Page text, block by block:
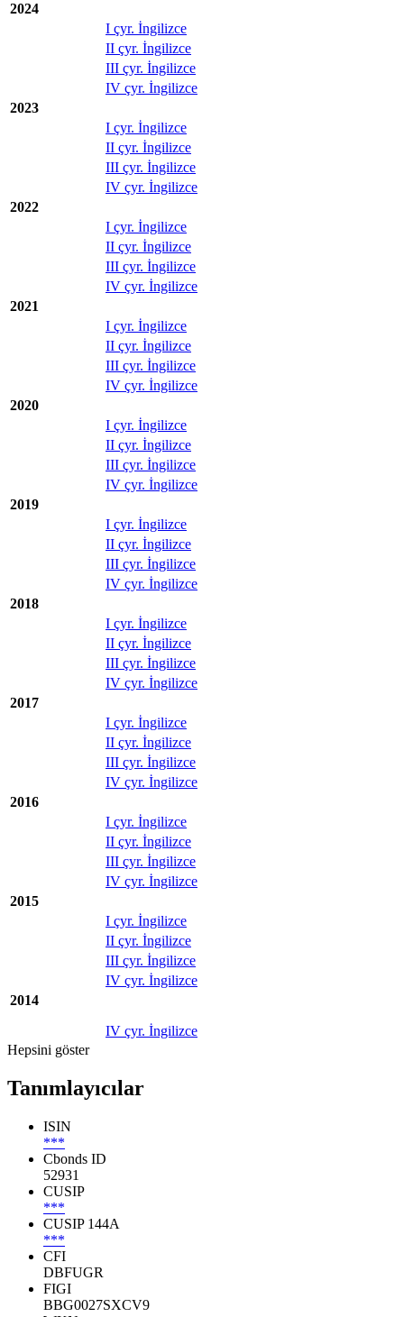
2024
I çyr. İngilizce
II çyr. İngilizce
III çyr. İngilizce
IV çyr. İngilizce
2023
I çyr. İngilizce
II çyr. İngilizce
III çyr. İngilizce
IV çyr. İngilizce
2022
I çyr. İngilizce
II çyr. İngilizce
III çyr. İngilizce
IV çyr. İngilizce
2021
I çyr. İngilizce
II çyr. İngilizce
III çyr. İngilizce
IV çyr. İngilizce
2020
I çyr. İngilizce
II çyr. İngilizce
III çyr. İngilizce
IV çyr. İngilizce
2019
I çyr. İngilizce
II çyr. İngilizce
III çyr. İngilizce
IV çyr. İngilizce
2018
I çyr. İngilizce
II çyr. İngilizce
III çyr. İngilizce
IV çyr. İngilizce
2017
I çyr. İngilizce
II çyr. İngilizce
III çyr. İngilizce
IV çyr. İngilizce
2016
I çyr. İngilizce
II çyr. İngilizce
III çyr. İngilizce
IV çyr. İngilizce
2015
I çyr. İngilizce
II çyr. İngilizce
III çyr. İngilizce
IV çyr. İngilizce
2014
IV çyr. İngilizce
Hepsini göster
Tanımlayıcılar
ISIN
***
Cbonds ID
52931
CUSIP
***
CUSIP 144A
***
CFI
DBFUGR
FIGI
BBG0027SXCV9